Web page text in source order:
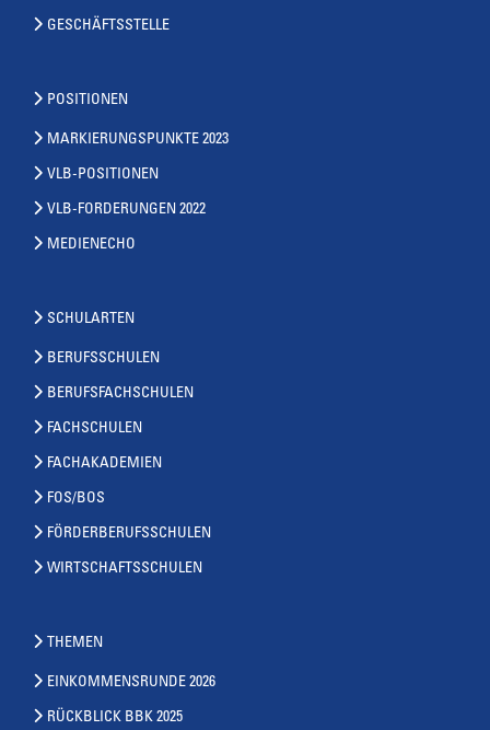
GESCHÄFTSSTELLE
POSITIONEN
MARKIERUNGSPUNKTE 2023
VLB-POSITIONEN
VLB-FORDERUNGEN 2022
MEDIENECHO
SCHULARTEN
BERUFSSCHULEN
BERUFSFACHSCHULEN
FACHSCHULEN
FACHAKADEMIEN
FOS/BOS
FÖRDERBERUFSSCHULEN
WIRTSCHAFTSSCHULEN
THEMEN
EINKOMMENSRUNDE 2026
RÜCKBLICK BBK 2025